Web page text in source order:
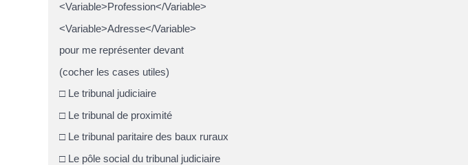
<Variable>Profession</Variable>
<Variable>Adresse</Variable>
pour me représenter devant
(cocher les cases utiles)
□ Le tribunal judiciaire
□ Le tribunal de proximité
□ Le tribunal paritaire des baux ruraux
□ Le pôle social du tribunal judiciaire